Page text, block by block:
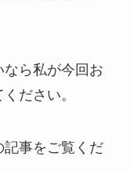
なら私が今回お
ださい。
事をご覧くだ